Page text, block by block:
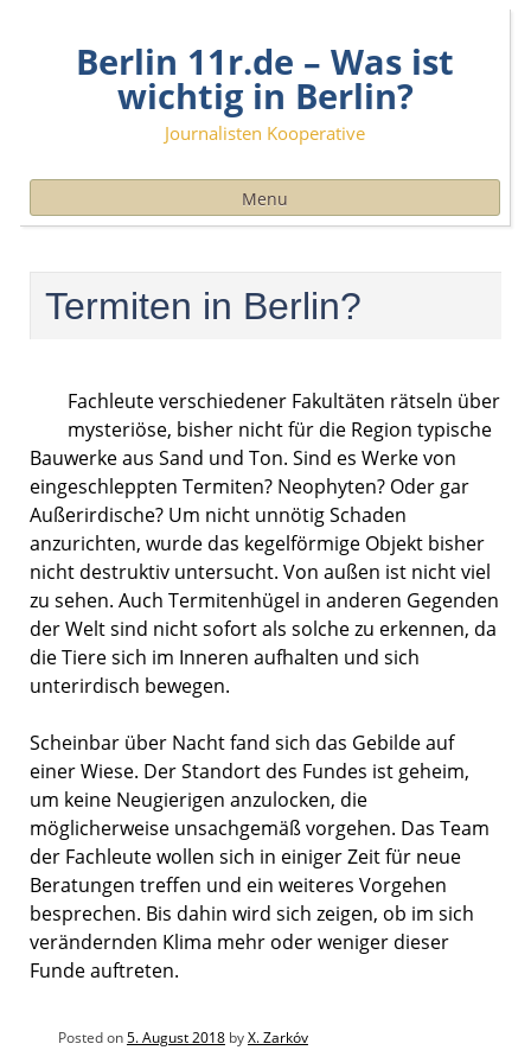
contentBerlin 11r.de – Was ist
wichtig in Berlin?
Journalisten Kooperative
Menu
Termiten in Berlin?
Fachleute verschiedener Fakultäten rätseln über
mysteriöse, bisher nicht für die Region typische
Bauwerke aus Sand und Ton. Sind es Werke von
eingeschleppten Termiten? Neophyten? Oder gar
Außerirdische? Um nicht unnötig Schaden
anzurichten, wurde das kegelförmige Objekt bisher
nicht destruktiv untersucht. Von außen ist nicht viel
zu sehen. Auch Termitenhügel in anderen Gegenden
der Welt sind nicht sofort als solche zu erkennen, da
die Tiere sich im Inneren aufhalten und sich
unterirdisch bewegen.
Scheinbar über Nacht fand sich das Gebilde auf
einer Wiese. Der Standort des Fundes ist geheim,
um keine Neugierigen anzulocken, die
möglicherweise unsachgemäß vorgehen. Das Team
der Fachleute wollen sich in einiger Zeit für neue
Beratungen treffen und ein weiteres Vorgehen
besprechen. Bis dahin wird sich zeigen, ob im sich
verändernden Klima mehr oder weniger dieser
Funde auftreten.
Posted on5. August 2018byX. Zarkóv